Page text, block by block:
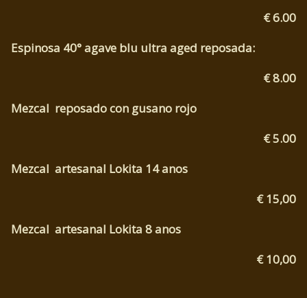
€ 6.00
Espinosa 40° agave blu ultra aged reposada:
€ 8.00
Mezcal reposado con gusano rojo
€ 5.00
Mezcal artesanal Lokita 14 anos
€ 15,00
Mezcal artesanal Lokita 8 anos
€ 10,00